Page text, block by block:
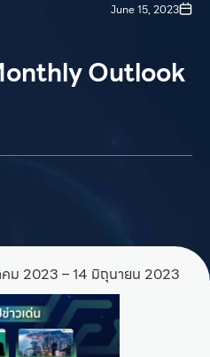
June 15, 2023
Outlook
ม 2023 – 14 มิถุนายน 2023